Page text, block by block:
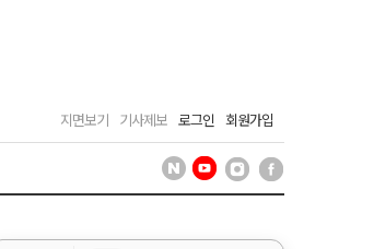
지면보기 기사제보 로그인 회원가입